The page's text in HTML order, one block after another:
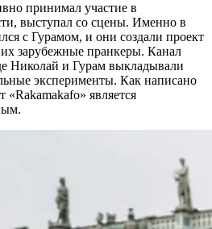
принимал участие в
выступал со сцены. Именно в
с Гурамом, и они создали проект
зарубежные пранкеры. Канал
Николай и Гурам выкладывали
эксперименты. Как написано
«Rakamakafo» является